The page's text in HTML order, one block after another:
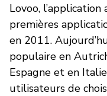
Lovoo,
premières
en 2011.
populaire en
Espagne et en
utilisateurs de